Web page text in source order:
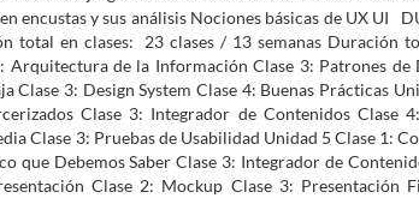
encustas y sus análisis Nociones básicas de UX UI
total en clases: 23 clases / 13 semanas Duración
Arquitectura de la Información Clase 3: Patrones
Clase 3: Design System Clase 4: Buenas Prácticas
Clase 3: Integrador de Contenidos
Clase 3: Pruebas de Usabilidad Unidad 5 Clase 1:
que Debemos Saber Clase 3: Integrador de
Clase 2: Mockup Clase 3: